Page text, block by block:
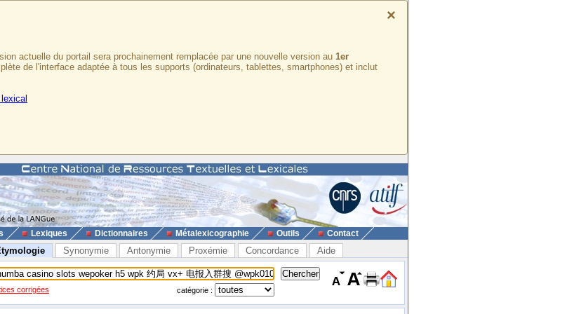
×
actuelle du portail sera prochainement remplacée par une nouvelle version au 1er
de l'interface adaptée à tous les supports (ordinateurs, tablettes, smartphones) et inclut
Lexiques Dictionnaires Métalexicographie Outils Contact
Synonymie Antonymie Proxémie Concordance Aide
corrigées catégorie :